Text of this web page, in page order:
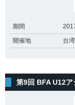
期間
開催地
台
第9回 BFA U12ア